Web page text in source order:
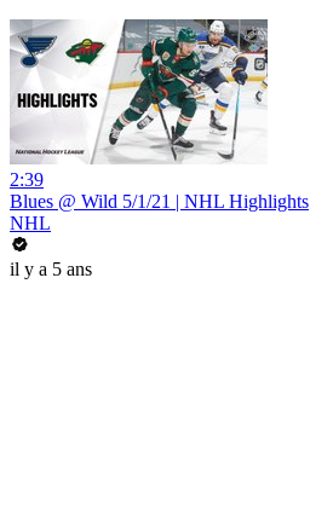
2:39
Blues @ Wild 5/1/21 | NHL Highlights
NHL
il y a 5 ans